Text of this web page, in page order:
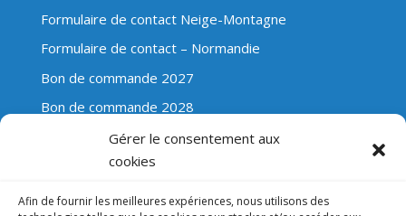
Gérer le consentement aux
cookies
Afin de fournir les meilleures expériences, nous utilisons des
Formulaire de contact Neige-Montagne
Formulaire de contact – Normandie
Bon de commande 2027
Bon de commande 2028
Évasion Scolaire